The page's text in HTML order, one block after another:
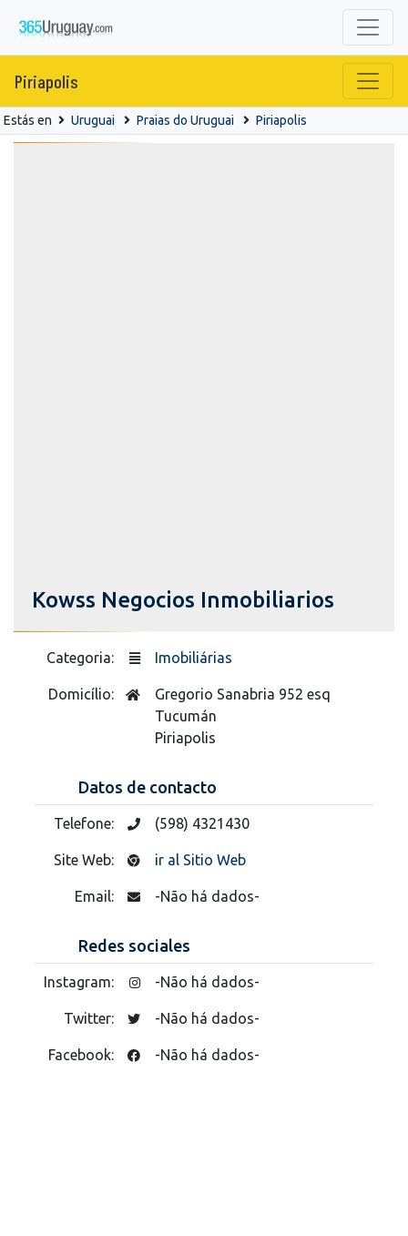
Piriapolis
Estás en Uruguai Praias do Uruguai Piriapolis
Kowss Negocios Inmobiliarios
Categoria: Imobiliárias
Domicílio:
Gregorio Sanabria 952 esq
Tucumán
Piriapolis
Datos de contacto
Telefone: (598) 4321430
Site Web: ir al Sitio Web
Email: -Não há dados-
Redes sociales
Instagram: -Não há dados-
Twitter: -Não há dados-
Facebook: -Não há dados-